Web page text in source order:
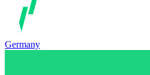
Germany